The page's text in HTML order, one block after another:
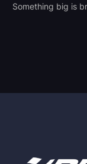
Something big is